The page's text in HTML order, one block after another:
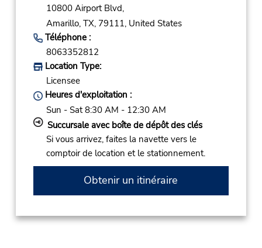
10800 Airport Blvd,
Amarillo, TX, 79111, United States
Téléphone :
8063352812
Location Type:
Licensee
Heures d'exploitation :
Sun - Sat 8:30 AM - 12:30 AM
Succursale avec boîte de dépôt des clés
Si vous arrivez, faites la navette vers le
comptoir de location et le stationnement.
Obtenir un itinéraire